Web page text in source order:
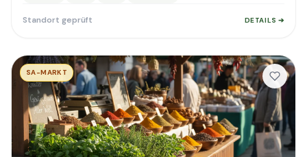
Standort geprüft DETAILS ➔
SA-MARKT